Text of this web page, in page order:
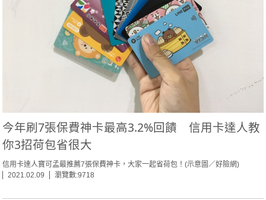
今年刷7張保費神卡最高3.2%回饋 信用卡達人教
你3招荷包省很大
信用卡達人寶可孟最推薦7張保費神卡，大家一起省荷包！(示意圖／好險網)
2021.02.09
瀏覽數:9718